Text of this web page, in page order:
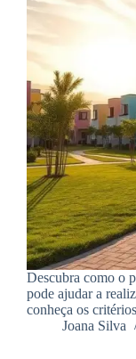
Descubra como o
pode ajudar a
conheça os
Joana Silva